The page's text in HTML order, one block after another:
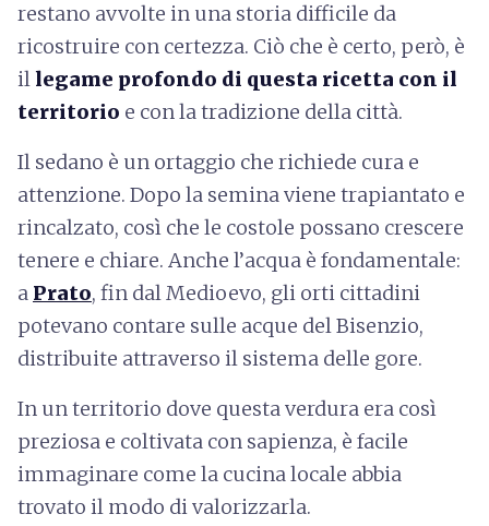
restano avvolte in una storia difficile da
ricostruire con certezza. Ciò che è certo, però, è
illegame profondo di questa ricetta con il
territorio e con la tradizione della città.
Il sedano è un ortaggio che richiede cura e
attenzione. Dopo la semina viene trapiantato e
rincalzato, così che le costole possano crescere
tenere e chiare. Anche l’acqua è fondamentale:
a Prato, fin dal Medioevo, gli orti cittadini
potevano contare sulle acque del Bisenzio,
distribuite attraverso il sistema delle gore.
In un territorio dove questa verdura era così
preziosa e coltivata con sapienza, è facile
immaginare come la cucina locale abbia
trovato il modo di valorizzarla.